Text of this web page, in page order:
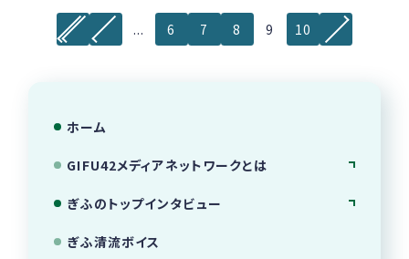
... 6 7 8 9 10
ホーム
GIFU42メディアネットワークとは
ぎふのトップインタビュー
ぎふ清流ボイス